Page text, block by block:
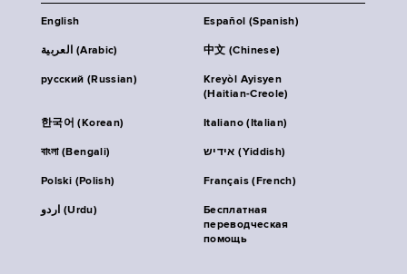
English Español (Spanish)
العربية (Arabic) 中文 (Chinese)
русский (Russian)
Kreyòl Ayisyen
(Haitian-Creole)
한국어 (Korean) Italiano (Italian)
বাংলা (Bengali) אידיש (Yiddish)
Polski (Polish) Français (French)
اردو (Urdu)
Бесплатная
переводческая
помощь